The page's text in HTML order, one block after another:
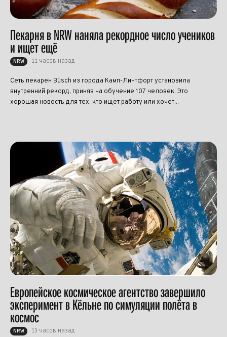
Пекарня в NRW наняла рекордное число учеников
и ищет ещё
NRW 11 часов назад
Сеть пекарен Büsch из города Камп-Линтфорт установила
внутренний рекорд, приняв на обучение 107 человек. Это
хорошая новость для тех, кто ищет работу или хочет...
Европейское космическое агентство завершило
эксперимент в Кёльне по симуляции полёта в
космос
NRW 13 часов назад